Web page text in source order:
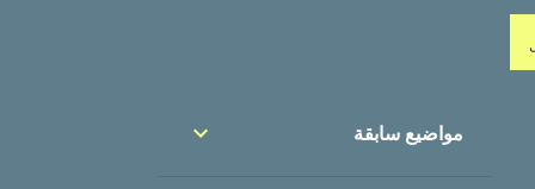
مواضيع سابقة